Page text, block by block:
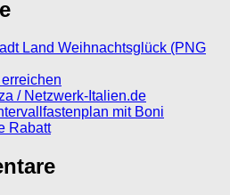
Land Weihnachtsglück (PNG
/ Netzwerk-Italien.de
mit Boni
Rabatt